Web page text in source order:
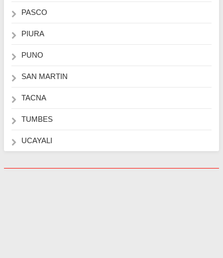
PASCO
PIURA
PUNO
SAN MARTIN
TACNA
TUMBES
UCAYALI